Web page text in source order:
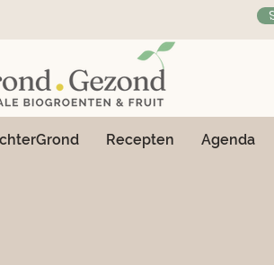
Recepten Agenda